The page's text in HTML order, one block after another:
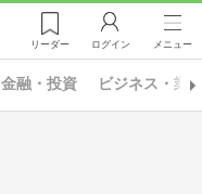
リーダー ログイン メニュー
金融・投資 ビジネス・業